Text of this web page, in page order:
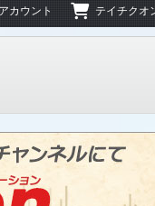
カウント テイチクオ